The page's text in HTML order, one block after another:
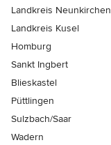
Landkreis Neunkirchen
Landkreis Kusel
Homburg
Sankt Ingbert
Blieskastel
Püttlingen
Sulzbach/Saar
Wadern